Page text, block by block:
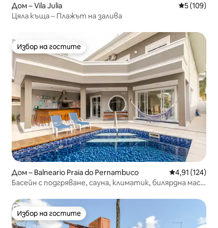
Дом – Vila Julia Средна
5 (109)
Цяла къща – Плажът на залива
Избор на гостите
Избор на гостите
Дом – Balneario Praia do Pernambuco Средна
4,91 (124)
Басейн с подгряване, сауна, климатик, билярдна маса,
Избор на гостите
Избор на гостите